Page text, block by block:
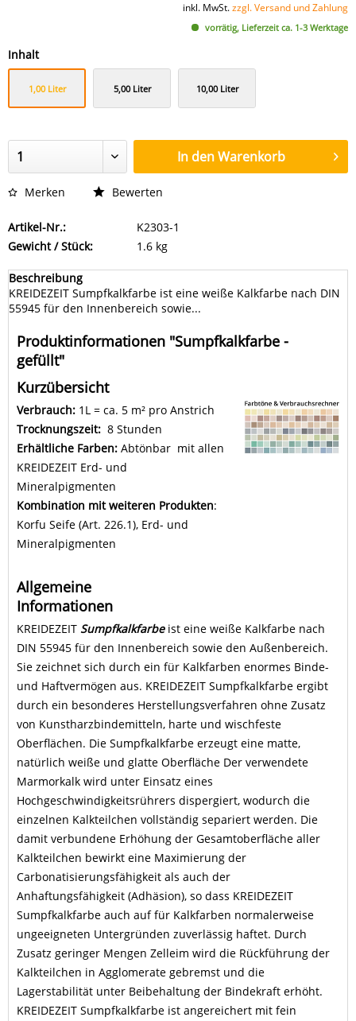
inkl. MwSt.zzgl. Versand und Zahlung
vorrätig, Lieferzeit ca. 1-3 Werktage
Inhalt
1,00 Liter 5,00 Liter 10,00 Liter
In denWarenkorb
Merken Bewerten
Artikel-Nr.:
K2303-1
Gewicht / Stück:
1.6 kg
Beschreibung
KREIDEZEIT Sumpfkalkfarbe ist eine weiße Kalkfarbe nach DIN
55945 für den Innenbereich sowie...
Produktinformationen "Sumpfkalkfarbe -
gefüllt"
Kurzübersicht
Verbrauch: 1L = ca. 5 m² pro Anstrich
Trocknungszeit: 8 Stunden
Erhältliche Farben: Abtönbar mit allen
KREIDEZEIT Erd- und
Mineralpigmenten
Kombination mit weiteren Produkten:
Korfu Seife (Art. 226.1), Erd- und
Mineralpigmenten
Allgemeine
Informationen
KREIDEZEIT Sumpfkalkfarbeist eine weiße Kalkfarbe nach
DIN 55945 für den Innenbereich sowie den Außenbereich.
Sie zeichnet sich durch ein für Kalkfarben enormes Binde-
und Haftvermögen aus. KREIDEZEIT Sumpfkalkfarbe ergibt
durch ein besonderes Herstellungsverfahren ohne Zusatz
von Kunstharzbindemitteln, harte und wischfeste
Oberflächen. Die Sumpfkalkfarbe erzeugt eine matte,
natürlich weiße und glatte Oberfläche Der verwendete
Marmorkalk wird unter Einsatz eines
Hochgeschwindigkeitsrührers dispergiert, wodurch die
einzelnen Kalkteilchen vollständig separiert werden. Die
damit verbundene Erhöhung der Gesamtoberfläche aller
Kalkteilchen bewirkt eine Maximierung der
Carbonatisierungsfähigkeit als auch der
Anhaftungsfähigkeit (Adhäsion), so dass KREIDEZEIT
Sumpfkalkfarbe auch auf für Kalkfarben normalerweise
ungeeigneten Untergründen zuverlässig haftet. Durch
Zusatz geringer Mengen Zelleim wird die Rückführung der
Kalkteilchen in Agglomerate gebremst und die
Lagerstabilität unter Beibehaltung der Bindekraft erhöht.
KREIDEZEIT Sumpfkalkfarbe ist angereichert mit fein